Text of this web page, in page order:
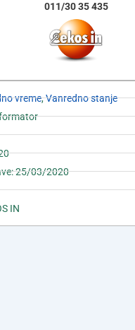
011/30 35 435
vreme,Vanredno stanje
25/03/2020
IN